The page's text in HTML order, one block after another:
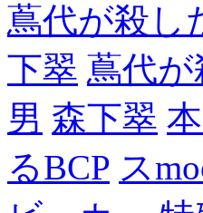
蔦代が殺し
下翠 蔦代
男 森下翠
るBCP ス